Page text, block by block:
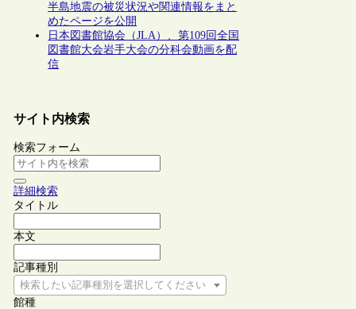
半島地震の被災状況や関連情報をまと
めたページを公開
日本図書館協会（JLA）、第109回全国
図書館大会岩手大会の分科会動画を配
信
サイト内検索
検索フォーム
詳細検索
タイトル
本文
記事種別
検索したい記事種別を選択してください
館種